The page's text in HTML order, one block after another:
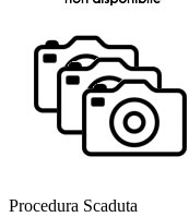
Procedura Scaduta